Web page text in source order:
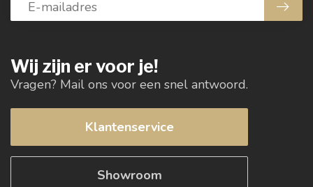
Wij zijn er voor je!
Vragen? Mail ons voor een snel antwoord.
Klantenservice
Showroom